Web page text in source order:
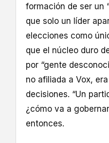
formación de ser un
que solo un líder
elecciones como
que el núcleo duro
por “gente
no afiliada a Vox,
decisiones. “Un
¿cómo va a
entonces.